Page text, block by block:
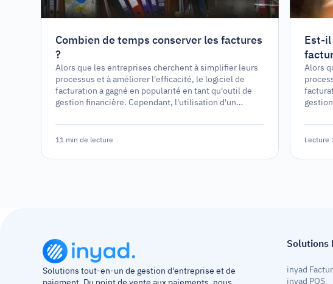
Combien de temps conserver les factures
?
Alors que les entreprises cherchent à simplifier leurs
processus et à améliorer l'efficacité, le logiciel de
facturation a gagné en popularité en tant qu'outil de
gestion financière. Cependant, l'utilisation d'un
simplement une option stratégique ?
11 min de lecture
Est-
Alors
Lecture
Solutions tout-en-un de gestion d'entreprise et de
Solutions
inyad
inyad POS